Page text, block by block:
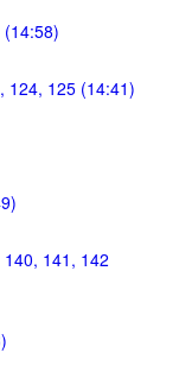
124, 125 (14:41)
141, 142